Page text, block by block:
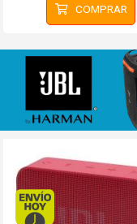
COMPRAR
Envío hoy.